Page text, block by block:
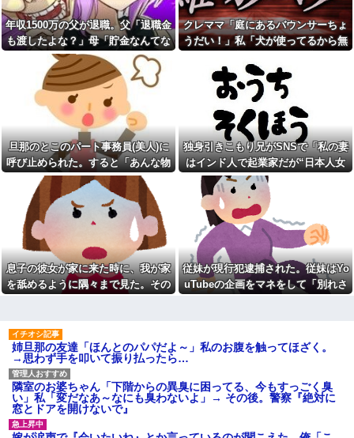
夫「石焼ビビンバが食べた
い」私「少しアレンジしてみた
よ」→出した瞬間、夫の機嫌が
急変して…
【前編】俺の娘の結婚が破談
に。だが彼氏は「2000万の土
地」を購入。こじれた二人は想
像以上の修羅場に
大好きなキャラで結婚式のア
イテムを手作りした新婦がお色
直しでロビーに出た。そこで新
郎友人が「手作りとかさあ、チ
ープすぎね？」と嘲笑している
のを聞...
嫁「一度病院で診てもらった
ら？」俺「俺がADHDなわけな
い！」→腹を立てながら受診し
た結果…
年収1500万の父が退職。父
「退職金も渡したよな？」母
「貯金なんてないよー」父「全
部なくなったの！？」→予想外
の返事に家族騒然となり…
クレママ「庭にあるバウンサ
有吉「『俺テレビ見ない』っ
て言う奴おかしいだろ。団子屋
で『団子食べない』って言う
か？」
【衝撃画像】中学生「先生！
水泳で水着になるのイヤで
す！」先生「分かった」→結果
まさかの『こう』なってしまうw
夫に「自炊を覚えて！一緒に
料理しよう」と言ったら、レス
トランの予約をされた。自炊計
画は完全に狂って…
して大韓サッカー協会の非民主
的な運営を厳しく批判した理由
がこちらです‥」→「衝撃的な
「ﾀﾋねば保険金出る」と友人
を追いつめたモラ旦那＆ウト
メ！洗脳解いて弁護士と完全勝
利。離婚届と家電＆裏口への
「うっかりアロンアルファ」を
残して脱出←悔し泣きしながら
やることがエグくて草
うちとこの猫様、フロントラ
イン（首の後ろに液体の薬たら
すタイプ）すると、もの凄く機
嫌が悪くなるのですが、皆さん
のところの猫様は如何ですか？
【再】
彼氏「俺の親は毒親。だから
結婚しても一切関わらなくてい
い」私「うん」彼氏「そのかわ
急いで曲がり角を曲がったと
き、すごい衝撃を受けてリアル
幼児どもが「ないのかよ！」
「おいﾌｻﾞｹﾝﾅ！」とわめきなが
らショーケースをドンドン叩い
年収1500万の父が退職。父「退職金
も渡したよな？」母「貯金なんてな
いよー」父「全部なくなった
の！？」→予想外の返事に家族騒然
となり…
クレママ「庭にあるバウンサーちょ
うだい！」私「犬が使ってるから無
さかの物音が…
旦那のとこのパート事務員(美人)に
呼び止められた。すると「あんな物
(昼食)を旦那さんに食べさせるなん
て信じられない！」と言い出し...
独身引きこもり兄がSNSで「私の妻
はインド人で起業家だが“日本人女
性は男に甘えている”と言っていま
す。日本に女性差別はありません」
って発信したらどうしよう
息子の彼女が家に来た時に、我が家
を舐めるように隅々まで見た。その
従妹が現行犯逮捕された。従妹はYo
uTubeの企画をマネをして「別れさ
姉旦那の友達「ほんとのパパだよ～」私のお腹を触ってほざく。
→思わず手を叩いて振り払ったら…
隣室のお婆ちゃん「下階からの異臭に困ってる、今もすっごく臭
い」私「変だなあ～なにも臭わないよ」→ その後。警察『絶対に
窓とドアを開けないで』